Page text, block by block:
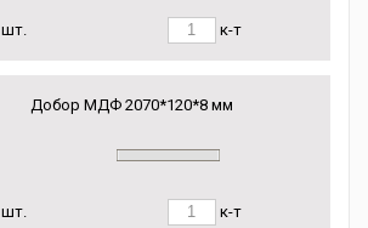
шт. к-т
Добор МДФ 2070*120*8 мм
шт. к-т